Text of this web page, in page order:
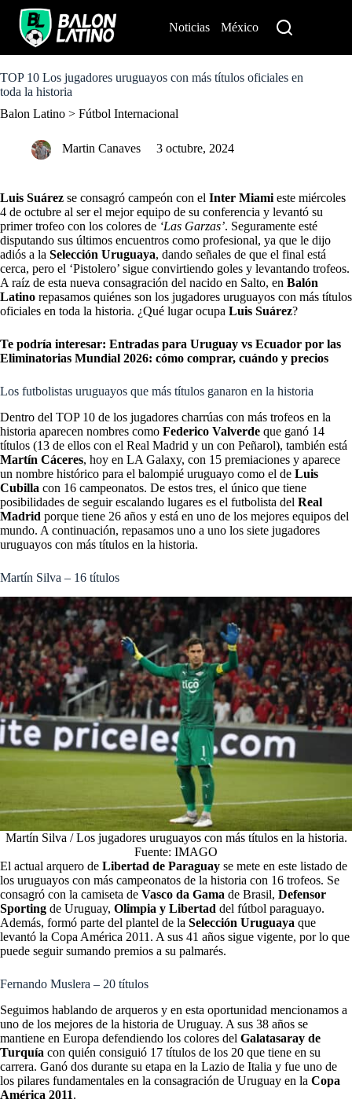
o
c
n
Noticias México
TOP 10 Los jugadores uruguayos con más títulos oficiales en
toda la historia
Balon Latino > Fútbol Internacional
Martin Canaves 3 octubre, 2024
Luis Suárez se consagró campeón con el Inter Miami este miércoles
4 de octubre al ser el mejor equipo de su conferencia y levantó su
primer trofeo con los colores de ‘Las Garzas’. Seguramente esté
disputando sus últimos encuentros como profesional, ya que le dijo
adiós a la Selección Uruguaya, dando señales de que el final está
cerca, pero el ‘Pistolero’ sigue convirtiendo goles y levantando trofeos.
A raíz de esta nueva consagración del nacido en Salto, en Balón
Latino repasamos quiénes son los jugadores uruguayos con más títulos
oficiales en toda la historia. ¿Qué lugar ocupa Luis Suárez?
Te podría interesar: Entradas para Uruguay vs Ecuador por las
Eliminatorias Mundial 2026: cómo comprar, cuándo y precios
Los futbolistas uruguayos que más títulos ganaron en la historia
Dentro del TOP 10 de los jugadores charrúas con más trofeos en la
historia aparecen nombres como Federico Valverde que ganó 14
títulos (13 de ellos con el Real Madrid y un con Peñarol), también está
Martín Cáceres, hoy en LA Galaxy, con 15 premiaciones y aparece
un nombre histórico para el balompié uruguayo como el de Luis
Cubilla con 16 campeonatos. De estos tres, el único que tiene
posibilidades de seguir escalando lugares es el futbolista del Real
Madrid porque tiene 26 años y está en uno de los mejores equipos del
mundo. A continuación, repasamos uno a uno los siete jugadores
uruguayos con más títulos en la historia.
Martín Silva – 16 títulos
Martín Silva / Los jugadores uruguayos con más títulos en la historia.
Fuente: IMAGO
El actual arquero de Libertad de Paraguay se mete en este listado de
los uruguayos con más campeonatos de la historia con 16 trofeos. Se
consagró con la camiseta de Vasco da Gama de Brasil, Defensor
Sporting de Uruguay, Olimpia y Libertad del fútbol paraguayo.
Además, formó parte del plantel de la Selección Uruguaya que
levantó la Copa América 2011. A sus 41 años sigue vigente, por lo que
puede seguir sumando premios a su palmarés.
Fernando Muslera – 20 títulos
Seguimos hablando de arqueros y en esta oportunidad mencionamos a
uno de los mejores de la historia de Uruguay. A sus 38 años se
mantiene en Europa defendiendo los colores del Galatasaray de
Turquía con quién consiguió 17 títulos de los 20 que tiene en su
carrera. Ganó dos durante su etapa en la Lazio de Italia y fue uno de
los pilares fundamentales en la consagración de Uruguay en la Copa
América 2011.